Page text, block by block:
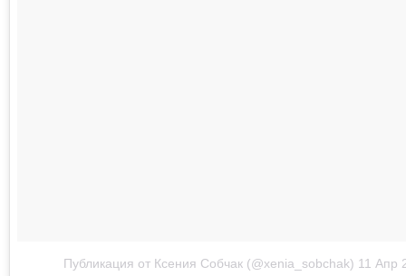
Публикация от Ксения Собчак (@xenia_sobchak) 11 Апр